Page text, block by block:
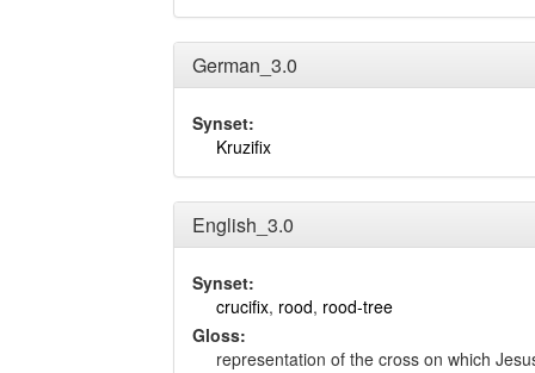
German_3.0
Synset:
Kruzifix
English_3.0
Synset:
crucifix, rood, rood-tree
Gloss:
representation of the cross on which